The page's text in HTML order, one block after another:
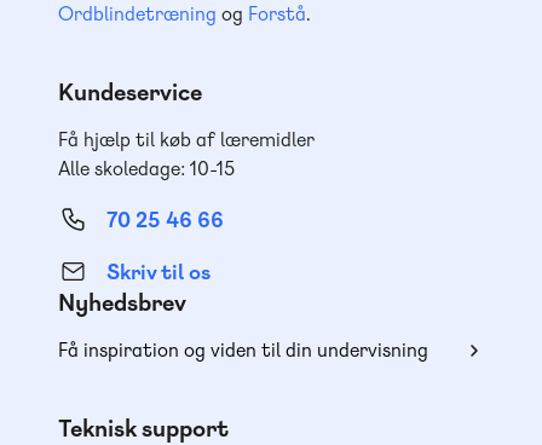
Ordblindetræning og Forstå.
Kundeservice
Få hjælp til køb af læremidler
Alle skoledage: 10-15
70 25 46 66
Skriv til os
Nyhedsbrev
Få inspiration og viden til din undervisning
Teknisk support